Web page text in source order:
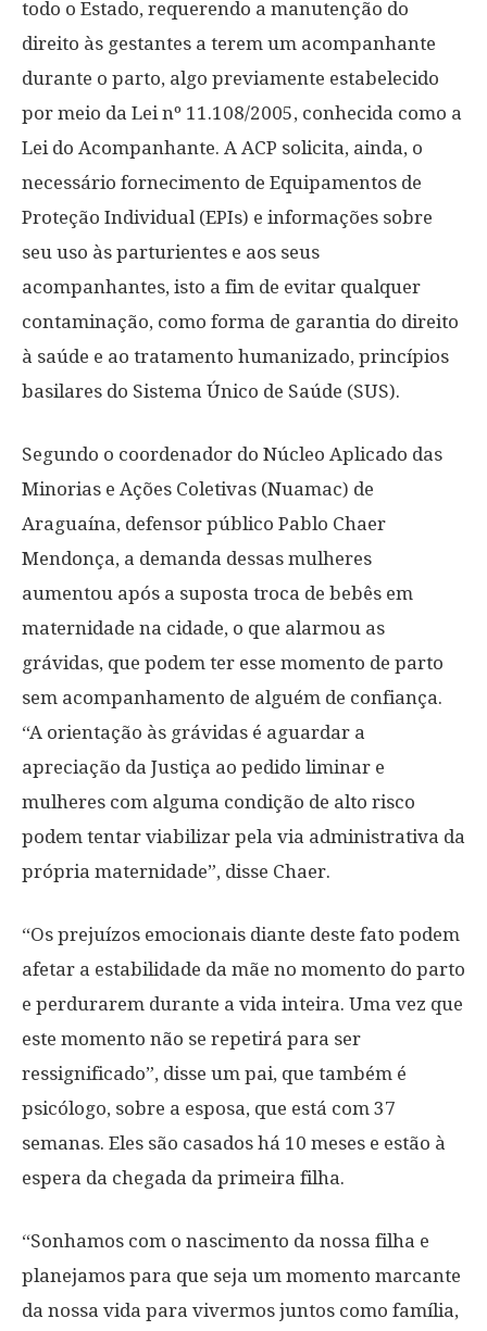
todo o Estado, requerendo a manutenção do
direito às gestantes a terem um acompanhante
durante o parto, algo previamente estabelecido
por meio da Lei nº 11.108/2005, conhecida como a
Lei do Acompanhante. A ACP solicita, ainda, o
necessário fornecimento de Equipamentos de
Proteção Individual (EPIs) e informações sobre
seu uso às parturientes e aos seus
acompanhantes, isto a fim de evitar qualquer
contaminação, como forma de garantia do direito
à saúde e ao tratamento humanizado, princípios
basilares do Sistema Único de Saúde (SUS).
Segundo o coordenador do Núcleo Aplicado das
Minorias e Ações Coletivas (Nuamac) de
Araguaína, defensor público Pablo Chaer
Mendonça, a demanda dessas mulheres
aumentou após a suposta troca de bebês em
maternidade na cidade, o que alarmou as
grávidas, que podem ter esse momento de parto
sem acompanhamento de alguém de confiança.
“A orientação às grávidas é aguardar a
apreciação da Justiça ao pedido liminar e
mulheres com alguma condição de alto risco
podem tentar viabilizar pela via administrativa da
própria maternidade”, disse Chaer.
“Os prejuízos emocionais diante deste fato podem
afetar a estabilidade da mãe no momento do parto
e perdurarem durante a vida inteira. Uma vez que
este momento não se repetirá para ser
ressignificado”, disse um pai, que também é
psicólogo, sobre a esposa, que está com 37
semanas. Eles são casados há 10 meses e estão à
espera da chegada da primeira filha.
“Sonhamos com o nascimento da nossa filha e
planejamos para que seja um momento marcante
da nossa vida para vivermos juntos como família,